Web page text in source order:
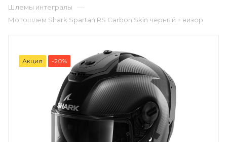
Шлемы интегралы —
Мотошлем Shark Spartan RS Carbon Skin черный + визор
Акция -20%